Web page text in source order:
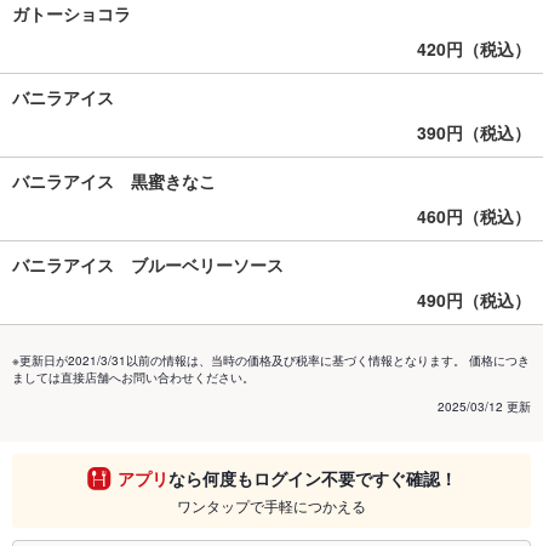
ガトーショコラ
420円（税込）
バニラアイス
390円（税込）
バニラアイス 黒蜜きなこ
460円（税込）
バニラアイス ブルーベリーソース
490円（税込）
※更新日が2021/3/31以前の情報は、当時の価格及び税率に基づく情報となります。 価格につき
ましては直接店舗へお問い合わせください。
2025/03/12 更新
アプリなら何度もログイン不要ですぐ確認！
ワンタップで手軽につかえる